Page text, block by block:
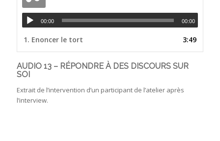
00:00 00:00
1. Enoncer le tort 3:49
AUDIO 13 – RÉPONDRE À DES DISCOURS SUR
SOI
Extrait de l’intervention d’un participant de l’atelier après
l’interview.